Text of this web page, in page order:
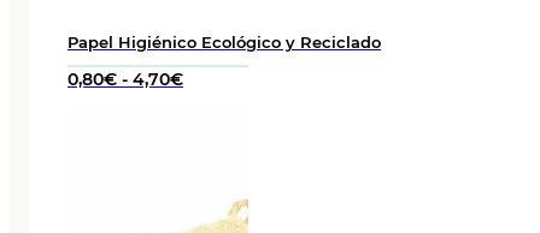
Papel Higiénico Ecológico y Reciclado
0,80€ - 4,70€Rango
4,70€